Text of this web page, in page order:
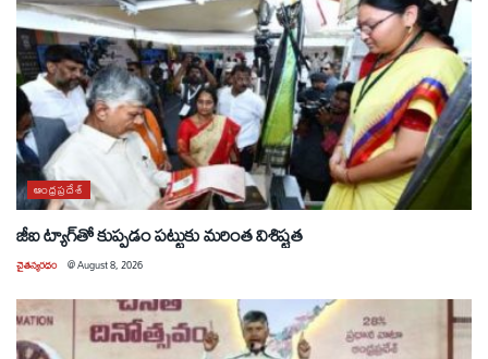
ఆంధ్రప్రదేశ్
జీఐ ట్యాగ్‌తో కుప్పడం పట్టుకు మరింత విశిష్టత
చైతన్యరధం @August 8, 2026